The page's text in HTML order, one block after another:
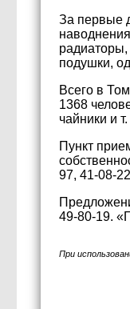
За первые
подушки,
Всего в
1368
чайники и
Пункт
97, 41-08-
49-80-19.
При